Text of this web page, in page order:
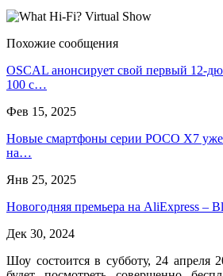
Похожие сообщения
OSCAL анонсирует свой первый 12-
100 с…
Фев 15, 2025
Новые смартфоны серии POCO X7
на…
Янв 25, 2025
Новогодняя премьера на AliExpress –
Дек 30, 2024
Шоу состоится в субботу, 24 апреля